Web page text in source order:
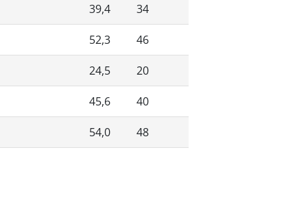
39,4 34
52,3 46
24,5 20
45,6 40
54,0 48